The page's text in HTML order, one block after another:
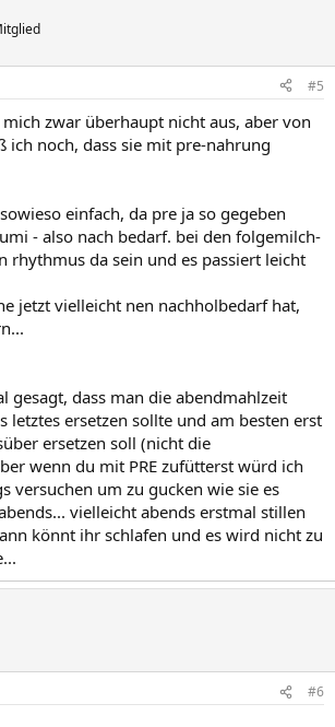
#5
zwar überhaupt nicht aus, aber von
ich noch, dass sie mit pre-nahrung
einfach, da pre ja so gegeben
- also nach bedarf. bei den folgemilch-
rhythmus da sein und es passiert leicht
jetzt vielleicht nen nachholbedarf hat,
gesagt, dass man die abendmahlzeit
letztes ersetzen sollte und am besten erst
ersetzen soll (nicht die
wenn du mit PRE zufütterst würd ich
versuchen um zu gucken wie sie es
vielleicht abends erstmal stillen
könnt ihr schlafen und es wird nicht zu
#6